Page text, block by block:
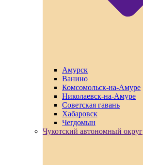
Амурск
Ванино
Комсомольск-на-Амуре
Николаевск-на-Амуре
Советская гавань
Хабаровск
Чегдомын
Чукотский автономный округ